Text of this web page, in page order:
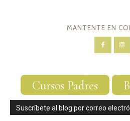
MANTENTE EN
Cursos Padres
Suscríbete al blog por correo